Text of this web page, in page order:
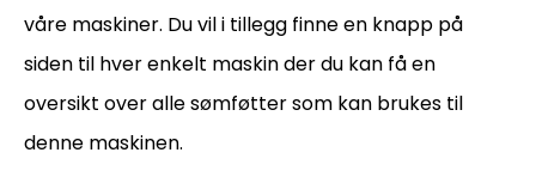
våre maskiner. Du vil i tillegg finne en knapp på
siden til hver enkelt maskin der du kan få en
oversikt over alle sømføtter som kan brukes til
denne maskinen.